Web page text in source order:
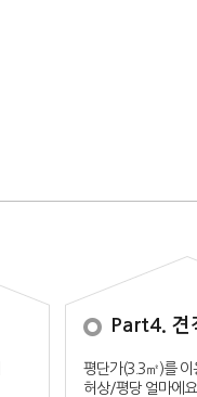
Part4. 견
평단가(3.3㎡)를 이
허상/평당 얼마에